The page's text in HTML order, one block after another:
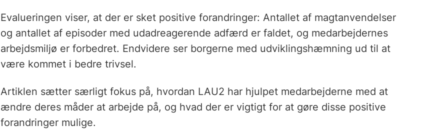
Evalueringen viser, at der er sket positive forandringer: Antallet af magtanvendelser
og antallet af episoder med udadreagerende adfærd er faldet, og medarbejdernes
arbejdsmiljø er forbedret. Endvidere ser borgerne med udviklingshæmning ud til at
være kommet i bedre trivsel.
Artiklen sætter særligt fokus på, hvordan LAU2 har hjulpet medarbejderne med at
ændre deres måder at arbejde på, og hvad der er vigtigt for at gøre disse positive
forandringer mulige.